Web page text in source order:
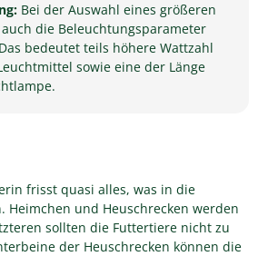
Bei der Auswahl eines größeren
die Beleuchtungsparameter
bedeutet teils höhere Wattzahl
sowie eine der Länge
frisst quasi alles, was in die
Heimchen und Heuschrecken werden
sollten die Futtertiere nicht zu
der Heuschrecken können die